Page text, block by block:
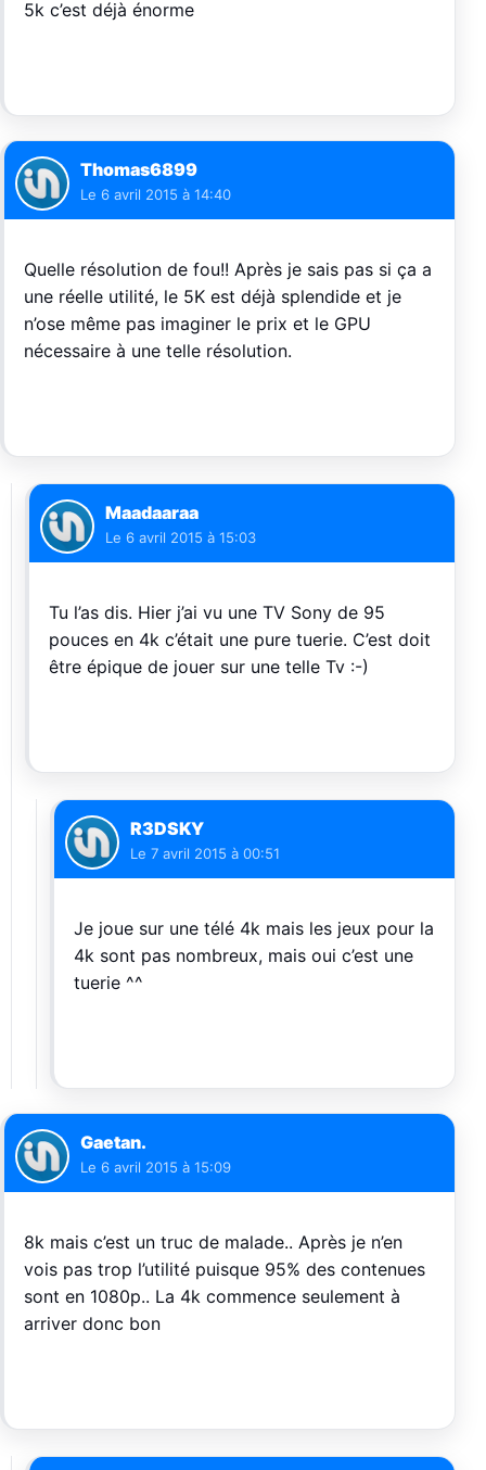
5k c’est déjà énorme
Thomas6899
Le 6 avril 2015 à 14:40
Quelle résolution de fou!! Après je sais pas si ça a
une réelle utilité, le 5K est déjà splendide et je
n’ose même pas imaginer le prix et le GPU
nécessaire à une telle résolution.
Maadaaraa
Le 6 avril 2015 à 15:03
Tu l’as dis. Hier j’ai vu une TV Sony de 95
pouces en 4k c’était une pure tuerie. C’est doit
être épique de jouer sur une telle Tv :-)
R3DSKY
Le 7 avril 2015 à 00:51
Je joue sur une télé 4k mais les jeux pour la
4k sont pas nombreux, mais oui c’est une
tuerie ^^
Gaetan.
Le 6 avril 2015 à 15:09
8k mais c’est un truc de malade.. Après je n’en
vois pas trop l’utilité puisque 95% des contenues
sont en 1080p.. La 4k commence seulement à
arriver donc bon